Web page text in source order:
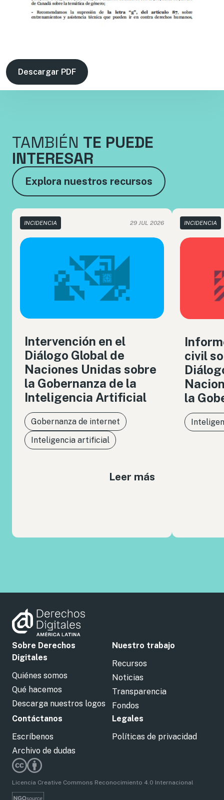
Descargar PDF
TAMBIÉN TE PUEDE
INTERESAR
Explora nuestros recursos
INCIDENCIA 29 JUL 2026
Intervención en el
Diálogo Global de
Naciones Unidas sobre
la Gobernanza de la
Inteligencia Artificial
Gobernanza de internet
Inteligencia artificial
Leer más
INCIDENCIA
civil
la
Sobre Derechos
Digitales
Quiénes somos
Qué hacemos
Descarga nuestros logos
Nuestro trabajo
Recursos
Noticias
Transparencia
Fondos
Contáctanos
Escríbenos
Archivo de dudas
Legales
Políticas de privacidad
Licencia Creative Commons Reconocimiento 4.0 Internacional